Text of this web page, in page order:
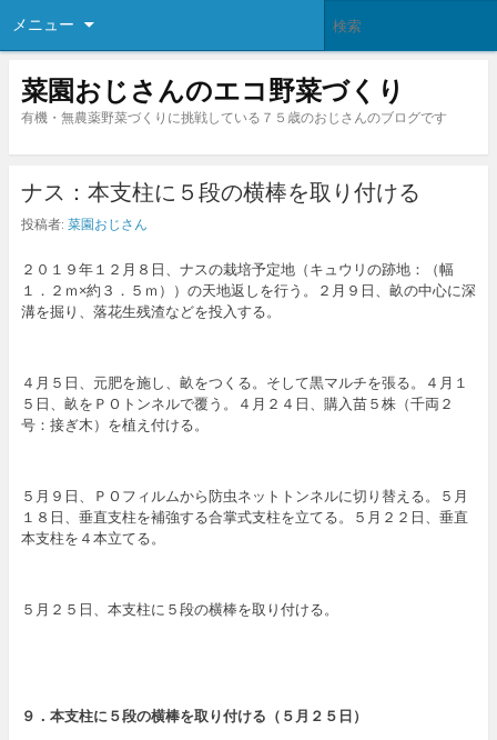
メニュー
菜園おじさんのエコ野菜づくり
有機・無農薬野菜づくりに挑戦している７５歳のおじさんのブログです
ナス：本支柱に５段の横棒を取り付ける
投稿者: 菜園おじさん
２０１９年１２月８日、ナスの栽培予定地（キュウリの跡地：（幅
１．２ｍ×約３．５ｍ））の天地返しを行う。２月９日、畝の中心に深
溝を掘り、落花生残渣などを投入する。
４月５日、元肥を施し、畝をつくる。そして黒マルチを張る。４月１
５日、畝をＰＯトンネルで覆う。４月２４日、購入苗５株（千両２
号：接ぎ木）を植え付ける。
５月９日、ＰＯフィルムから防虫ネットトンネルに切り替える。５月
１８日、垂直支柱を補強する合掌式支柱を立てる。５月２２日、垂直
本支柱を４本立てる。
５月２５日、本支柱に５段の横棒を取り付ける。
９．本支柱に５段の横棒を取り付ける（５ 月２５日）